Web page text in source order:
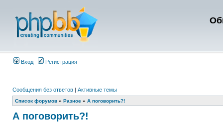
Вход Регистрация
Сообщения без ответов | Активные темы
Список форумов » Разное » А поговорить?!
А поговорить?!